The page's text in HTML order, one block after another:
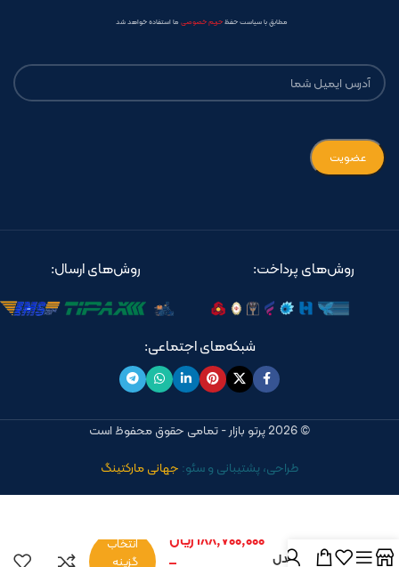
مطابق با سیاست حفظحریم خصوصی ما استفاده خواهد شد
روش‌های پرداخت: روش‌های ارسال:
شبکه‌های اجتماعی:
© 2026 پرتو بازار - تمامی حقوق محفوظ است
طراحی، پشتیبانی و سئو: جهانی مارکتینگ
سمفونی مدل
۱۸۸,۷۰۰,۰۰۰ریال
–
انتخاب
گزینه